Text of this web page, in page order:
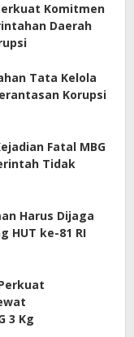
Komitmen
Daerah
Tata Kelola
Korupsi
Fatal MBG
Tidak
Harus Dijaga
HUT ke-81 RI
3 Kg